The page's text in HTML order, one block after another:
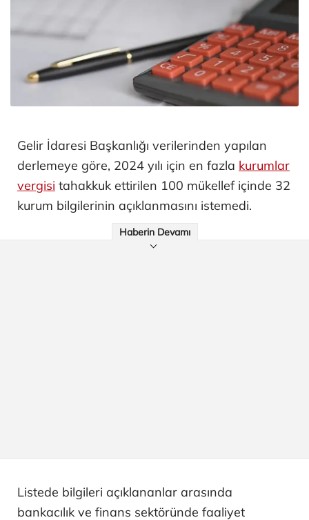
Gelir İdaresi Başkanlığı verilerinden yapılan
derlemeye göre, 2024 yılı için en fazla kurumlar
vergisi tahakkuk ettirilen 100 mükellef içinde 32
kurum bilgilerinin açıklanmasını istemedi.
Haberin Devamı
Listede bilgileri açıklananlar arasında
bankacılık ve finans sektöründe faaliyet